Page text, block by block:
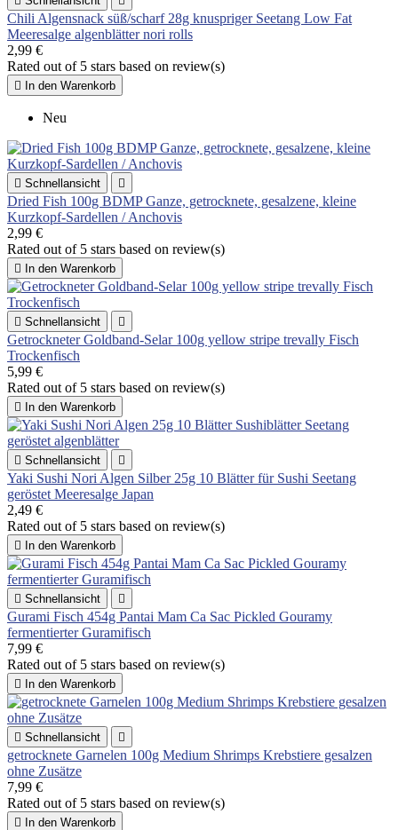
Chili Algensnack süß/scharf 28g knuspriger Seetang Low Fat
Meeresalge algenblätter nori rolls
2,99 €
Rated out of 5 stars based on review(s)
 In den Warenkorb
Neu
 Schnellansicht 
Dried Fish 100g BDMP Ganze, getrocknete, gesalzene, kleine
Kurzkopf-Sardellen / Anchovis
2,99 €
Rated out of 5 stars based on review(s)
 In den Warenkorb
 Schnellansicht 
Getrockneter Goldband-Selar 100g yellow stripe trevally Fisch
Trockenfisch
5,99 €
Rated out of 5 stars based on review(s)
 In den Warenkorb
 Schnellansicht 
Yaki Sushi Nori Algen Silber 25g 10 Blätter für Sushi Seetang
geröstet Meeresalge Japan
2,49 €
Rated out of 5 stars based on review(s)
 In den Warenkorb
 Schnellansicht 
Gurami Fisch 454g Pantai Mam Ca Sac Pickled Gouramy
fermentierter Guramifisch
7,99 €
Rated out of 5 stars based on review(s)
 In den Warenkorb
 Schnellansicht 
getrocknete Garnelen 100g Medium Shrimps Krebstiere gesalzen
ohne Zusätze
7,99 €
Rated out of 5 stars based on review(s)
 In den Warenkorb